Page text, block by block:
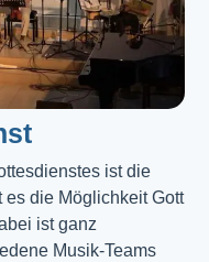
ist die
es die Möglichkeit Gott
ist ganz
Musik-Teams